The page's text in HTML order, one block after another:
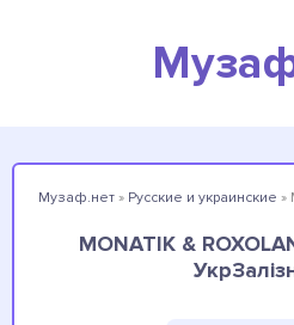
Музаф.нет » Русские и украинские »
MONATIK &